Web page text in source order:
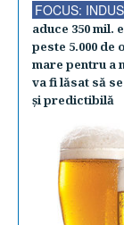
FOCUS:
aduce 350 mil.
peste 5.000 de
mare pentru a
va fi lăsat să
şi predictibilă